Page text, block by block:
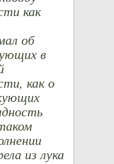
как
об
в
как о
из лука